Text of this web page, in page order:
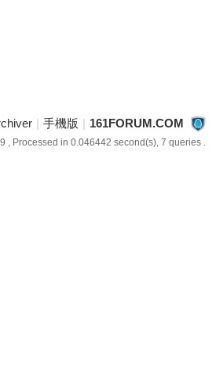
| 手機版 | 161FORUM.COM
, Processed in 0.046442 second(s), 7 queries .